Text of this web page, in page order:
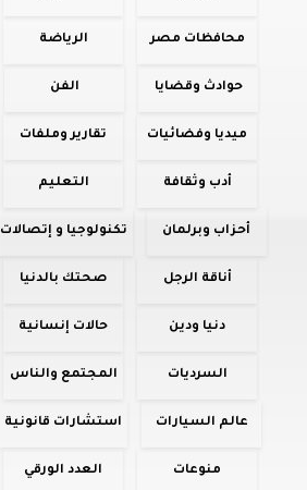
محافظات مصر الرياضة
حوادث وقضايا الفن
ميديا وفضائيات تقارير وملفات
أدب وثقافة التعليم
أحزاب وبرلمان تكنولوجيا و إتصالات
أناقة الرجل صحتك بالدنيا
دنيا ودين حالات إنسانية
السرديات المجتمع والناس
عالم السيارات استشارات قانونية
منوعات العدد الورقي